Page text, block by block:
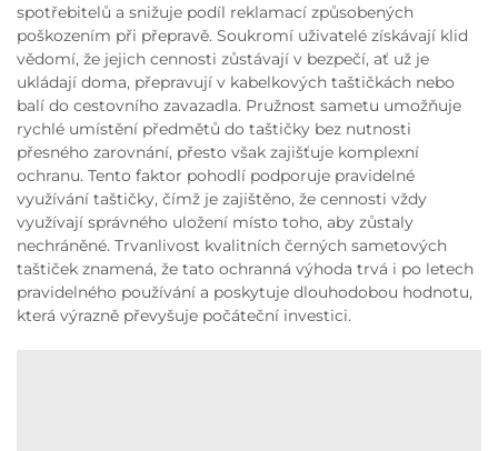
spotřebitelů a snižuje podíl reklamací způsobených
poškozením při přepravě. Soukromí uživatelé získávají klid
vědomí, že jejich cennosti zůstávají v bezpečí, ať už je
ukládají doma, přepravují v kabelkových taštičkách nebo
balí do cestovního zavazadla. Pružnost sametu umožňuje
rychlé umístění předmětů do taštičky bez nutnosti
přesného zarovnání, přesto však zajišťuje komplexní
ochranu. Tento faktor pohodlí podporuje pravidelné
využívání taštičky, čímž je zajištěno, že cennosti vždy
využívají správného uložení místo toho, aby zůstaly
nechráněné. Trvanlivost kvalitních černých sametových
taštiček znamená, že tato ochranná výhoda trvá i po letech
pravidelného používání a poskytuje dlouhodobou hodnotu,
která výrazně převyšuje počáteční investici.